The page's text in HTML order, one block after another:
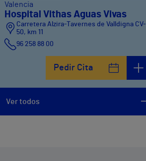
Valencia
Hospital Vithas Aguas Vivas
Carretera Alzira-Tavernes de Valldigna CV-
50, km 11
96 258 88 00
Pedir Cita
Ver todos